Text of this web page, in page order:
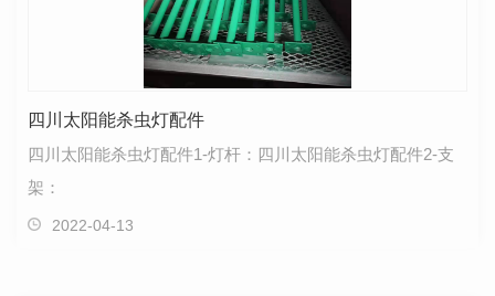
四川太阳能杀虫灯配件
四川太阳能杀虫灯配件1-灯杆：四川太阳能杀虫灯配件2-支
架：
2022-04-13